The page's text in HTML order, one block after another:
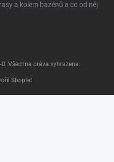
a kolem bazénů a co od něj
Shoptet
. Všechna práva vyhrazena.